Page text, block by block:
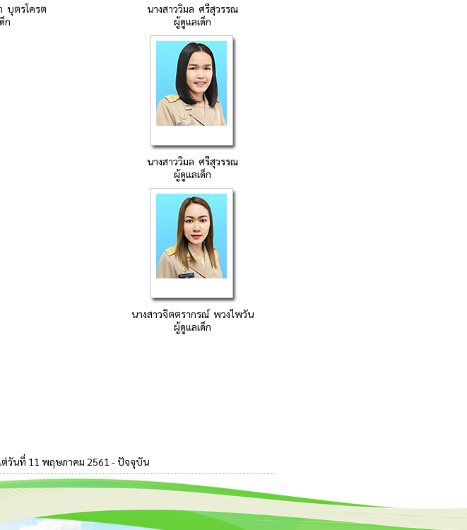
บุตรโครต
นางสาววิมล ศรีสุวรรณ
ก ผู้ดูแลเด็ก
นางสาววิมล ศรีสุวรรณ
ผู้ดูแลเด็ก
นางสาวจิตตรากรณ์ พวงไพวัน
ผู้ดูแลเด็ก
ต่วันที่ 11 พฤษภาคม 2561 - ปัจจุบัน